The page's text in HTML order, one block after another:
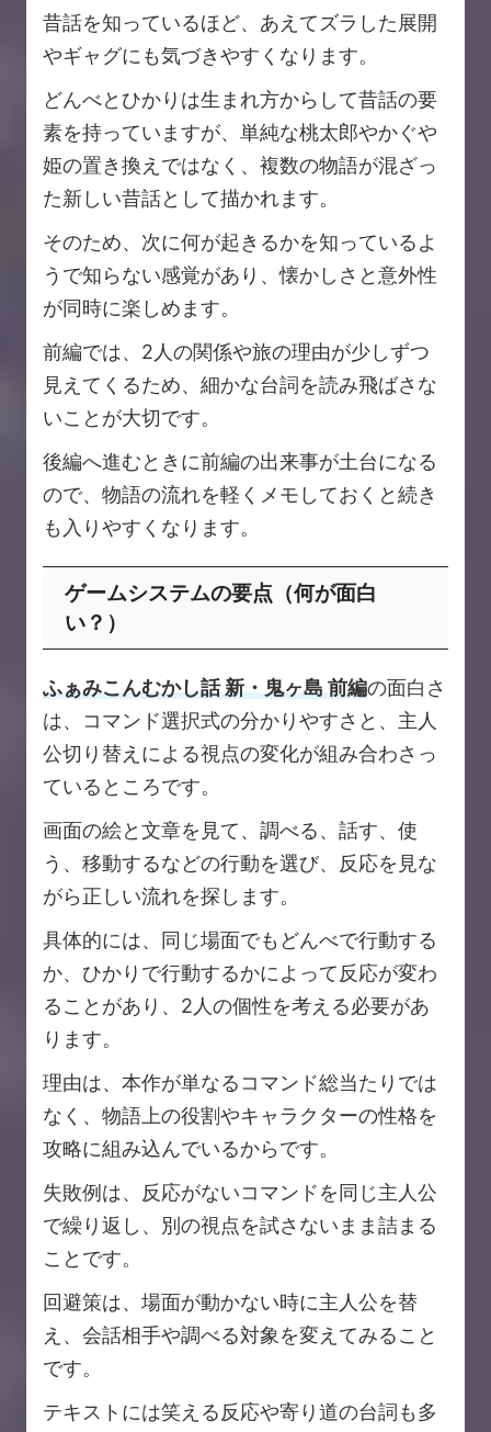
昔話を知っているほど、あえてズラした展開
やギャグにも気づきやすくなります。
どんべとひかりは生まれ方からして昔話の要
素を持っていますが、単純な桃太郎やかぐや
姫の置き換えではなく、複数の物語が混ざっ
た新しい昔話として描かれます。
そのため、次に何が起きるかを知っているよ
うで知らない感覚があり、懐かしさと意外性
が同時に楽しめます。
前編では、2人の関係や旅の理由が少しずつ
見えてくるため、細かな台詞を読み飛ばさな
いことが大切です。
後編へ進むときに前編の出来事が土台になる
ので、物語の流れを軽くメモしておくと続き
も入りやすくなります。
ゲームシステムの要点（何が面白
い？）
ふぁみこんむかし話 新・鬼ヶ島 前編の面白さ
は、コマンド選択式の分かりやすさと、主人
公切り替えによる視点の変化が組み合わさっ
ているところです。
画面の絵と文章を見て、調べる、話す、使
う、移動するなどの行動を選び、反応を見な
がら正しい流れを探します。
具体的には、同じ場面でもどんべで行動する
か、ひかりで行動するかによって反応が変わ
ることがあり、2人の個性を考える必要があ
ります。
理由は、本作が単なるコマンド総当たりでは
なく、物語上の役割やキャラクターの性格を
攻略に組み込んでいるからです。
失敗例は、反応がないコマンドを同じ主人公
で繰り返し、別の視点を試さないまま詰まる
ことです。
回避策は、場面が動かない時に主人公を替
え、会話相手や調べる対象を変えてみること
です。
テキストには笑える反応や寄り道の台詞も多